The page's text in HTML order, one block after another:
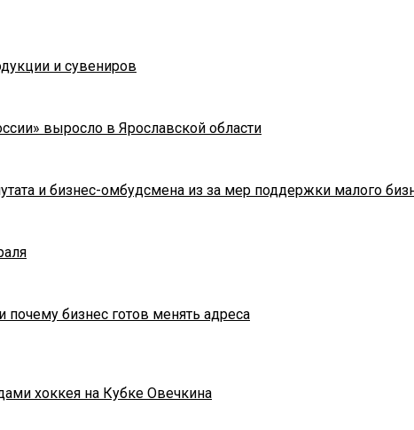
и сувениров
выросло в Ярославской области
и бизнес-омбудсмена из за мер поддержки малого
почему бизнес готов менять адреса
хоккея на Кубке Овечкина